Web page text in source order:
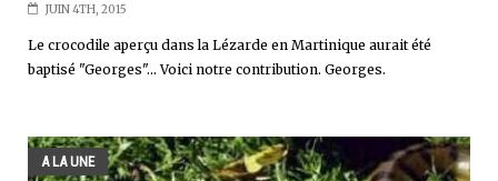
JUIN 4TH, 2015
Le crocodile aperçu dans la Lézarde en Martinique aurait été
baptisé "Georges"... Voici notre contribution. Georges.
A LA UNE